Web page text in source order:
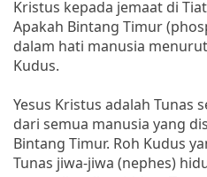
Kristus kepada jemaat di
Apakah Bintang Timur
dalam hati manusia
Kudus.
Yesus Kristus adalah Tunas
dari semua manusia yang
Bintang Timur. Roh Kudus
Tunas jiwa-jiwa (nephes)